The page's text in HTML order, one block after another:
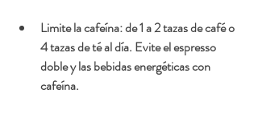
Limite la cafeína: de 1 a 2 tazas de café o
4 tazas de té al día. Evite el espresso
doble y las bebidas energéticas con
cafeína.